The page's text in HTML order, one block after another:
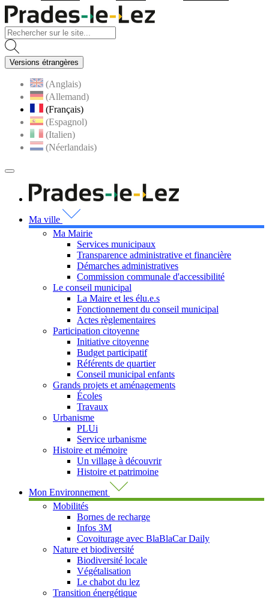
Versions étrangères
(Anglais)
(Allemand)
(Français)
(Espagnol)
(Italien)
(Néerlandais)
MENU
PRINCIPAL
Ma ville
Ma Mairie
Services municipaux
Transparence administrative et financière
Démarches administratives
Commission communale d'accessibilité
Le conseil municipal
La Maire et les élu.e.s
Fonctionnement du conseil municipal
Actes règlementaires
Participation citoyenne
Initiative citoyenne
Budget participatif
Référents de quartier
Conseil municipal enfants
Grands projets et aménagements
Écoles
Travaux
Urbanisme
PLUi
Service urbanisme
Histoire et mémoire
Un village à découvrir
Histoire et patrimoine
Mon Environnement
Mobilités
Bornes de recharge
Infos 3M
Covoiturage avec BlaBlaCar Daily
Nature et biodiversité
Biodiversité locale
Végétalisation
Le chabot du lez
Transition énergétique